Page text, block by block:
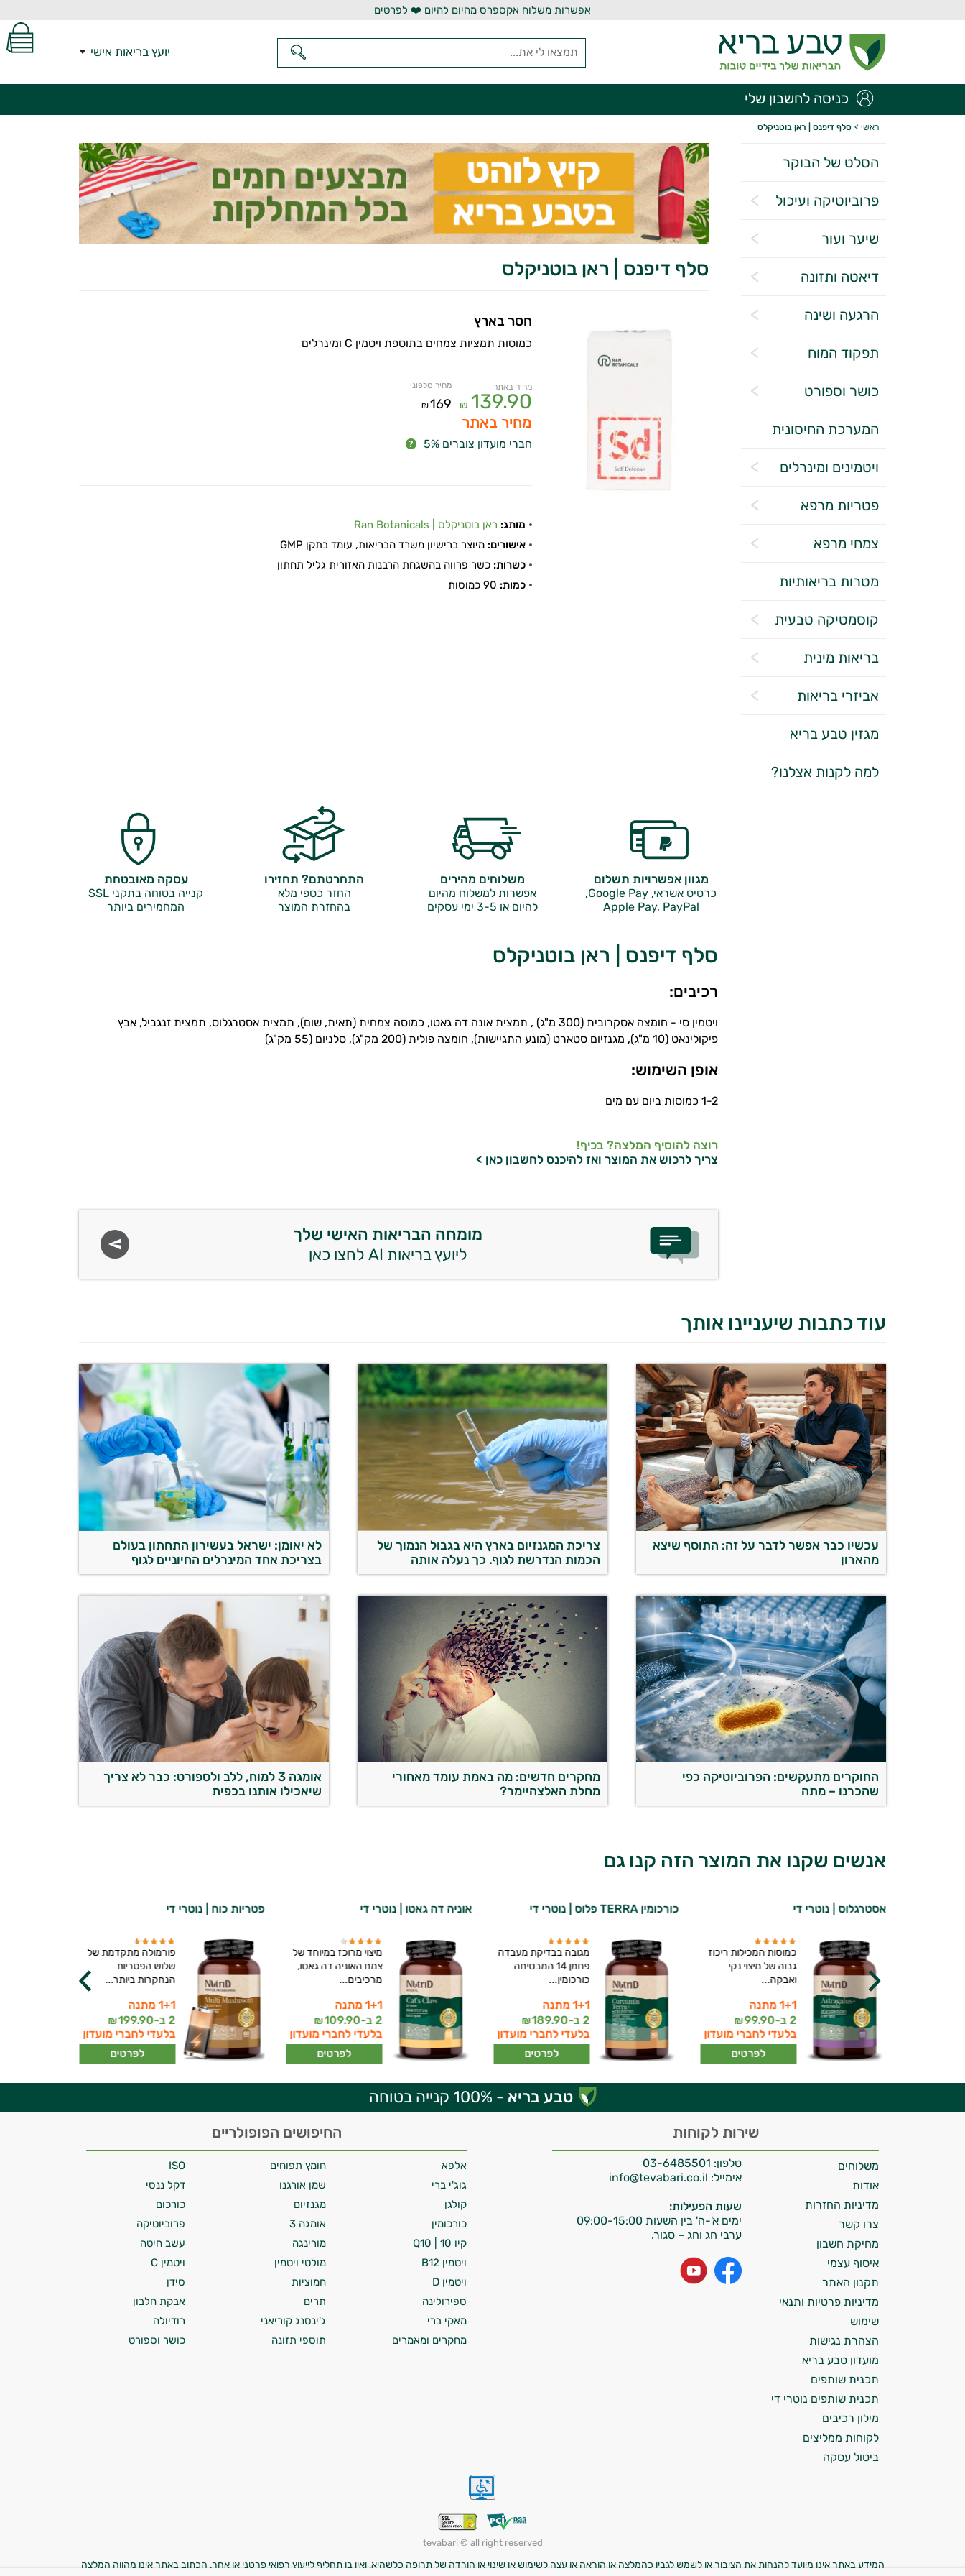
אפשרות משלוח אקספרס מהיום להיום ❤️ לפרטים
יועץ בריאות אישי
כניסה לחשבון שלי
ראשי > סלף דיפנס | ראן בוטניקלס
הסלט של הבוקר
פרוביוטיקה ועיכול
שיער ועור
דיאטה ותזונה
הרגעה ושינה
תפקוד המוח
כושר וספורט
המערכת החיסונית
ויטמינים ומינרלים
פטריות מרפא
צמחי מרפא
מטרות בריאותיות
קוסמטיקה טבעית
בריאות מינית
אביזרי בריאות
מגזין טבע בריא
למה לקנות אצלנו?
סלף דיפנס | ראן בוטניקלס
חסר בארץ
כמוסות תמציות צמחים בתוספת ויטמין C ומינרלים
מחיר באתר
139.90
₪
מחיר טלפוני
169
₪
מחיר באתר
חברי מועדון צוברים 5%
מותג: ראן בוטניקלס | Ran Botanicals
אישורים: מיוצר ברישיון משרד הבריאות, עומד בתקן GMP
כשרות: כשר פרווה בהשגחת הרבנות האזורית גליל תחתון
כמות:
מגוון אפשרויות תשלום
כרטיס אשראי, Google Pay,
Apple Pay, PayPal
משלוחים מהירים
אפשרות למשלוח מהיום
להיום או 3-5 ימי עסקים
התחרטתם? תחזירו
החזר כספי מלא
בהחזרת המוצר
עסקה מאובטחת
קנייה בטוחה בתקני SSL
המחמירים ביותר
סלף דיפנס | ראן בוטניקלס
רכיבים:
ויטמין סי - חומצה אסקרובית (300 מ"ג) , תמצית אונה דה גאטו, כמוסה צמחית (תאית, שום), תמצית אסטרגלוס, תמצית זנגביל, אבץ
פיקולינאט (10 מ"ג), מגנזיום סטארט (מונע התגיישות), חומצה פולית (200 מק"ג), סלניום (55 מק"ג)
אופן השימוש:
1-2 כמוסות ביום עם מים
רוצה להוסיף המלצה? בכיף!
צריך לרכוש את המוצר ואז להיכנס לחשבון כאן >
מומחה הבריאות האישי שלך
ליועץ בריאות AI לחצו כאן
עוד כתבות שיעניינו אותך
עכשיו כבר אפשר לדבר על זה: התוסף שיצא
מהארון
צריכת המגנזיום בארץ היא בגבול הנמוך של
הכמות הנדרשת לגוף. כך נעלה אותה
לא יאומן: ישראל בעשירון התחתון בעולם
בצריכת אחד המינרלים החיוניים לגוף
החוקרים מתעקשים: הפרוביוטיקה כפי
שהכרנו – מתה
מחקרים חדשים: מה באמת עומד מאחורי
מחלת האלצהיימר?
אומגה 3 למוח, ללב ולספורט: כבר לא צריך
שיאכילו אותנו בכפית
אנשים שקנו את המוצר הזה קנו גם
אסטרגלוס | נוטרי די
כמוסות המכילות ריכוז
גבוה של מיצוי נקי
ואבקה...
1+1 מתנה
2 ב-
99.90
₪
בלעדי לחברי מועדון
לפרטים
כורכומין TERRA פלוס | נוטרי די
מגובה בבדיקת מעבדה
פחמן 14 המבטיחה
כורכומין...
1+1 מתנה
2 ב-
189.90
₪
בלעדי לחברי מועדון
לפרטים
אוניה דה גאטו | נוטרי די
מיצוי מרוכז במיוחד של
צמח האוניה דה גאטו,
מרכיבים...
1+1 מתנה
2 ב-
109.90
₪
בלעדי לחברי מועדון
לפרטים
פטריות כוח | נוטרי די
פורמולה מתקדמת של
שלוש הפטריות
הנחקרות ביותר...
1+1 מתנה
2 ב-
199.90
₪
בלעדי לחברי מועדון
לפרטים
טבע בריא - 100% קנייה בטוחה
שירות לקוחות
טלפון: 03-6485501
אימייל:
שעות הפעילות:
ימים א'-ה' בין השעות 09:00-15:00
ערבי חג וחג – סגור.
משלוחים
אודות
מדיניות החזרות
צרו קשר
מחיקת חשבון
איסוף עצמי
תקנון האתר
מדיניות פרטיות ותנאי
שימוש
הצהרת נגישות
מועדון טבע בריא
תכנית שותפים
תכנית שותפים נוטרי די
מילון רכיבים
לקוחות ממליצים
ביטול עסקה
החיפושים הפופולריים
אלפא חומץ תפוחים
ISO
גוג'י ברי
שמן אורגנו
דקל ננסי
קולגן
מגנזיום
כורכום
כורכומין
אומגה 3
פרוביוטיקה
קיו 10 | Q10
מורינגה
עשב חיטה
ויטמין B12
מולטי ויטמין
ויטמין C
ויטמין D
חמוציות
סידן
ספירולינה
תרים
אבקת חלבון
מאקי ברי
ג'ינסנג קוריאני
רודיולה
מחקרים ומאמרים
תוספי תזונה כושר וספורט
tevabari © all right reserved
המידע באתר אינו מיועד להנחות את הציבור או לשמש לגביו כהמלצה או הוראה או עצה לשימוש או שינוי או הורדה של תרופה כלשהיא, ואין בו תחליף לייעוץ רפואי פרטני או אחר. הכתוב באתר אינו מהווה המלצה
יועץ בריאות אישי AI
התשובות שלי מבוססות על מאגרי מידע קליניים
וספרות מקצועית בתחומי הרפואה הטבעית
ותזונת הספורט.
אני כאן כדי לעזור לך להתאים את תוספי
התזונה ומוצרי הבריאות המדויקים למטרות
ולמצב הגופני שלך, ולהסביר לך אילו רכיבים
עובדים יחד כדי למקסם תוצאות גם בחיי היום
המטרה שלי היא להתאים עבורך המלצות
אישיות מבוססות מדעית.
זה הזמן להתחיל. איך אוכל לעזור?